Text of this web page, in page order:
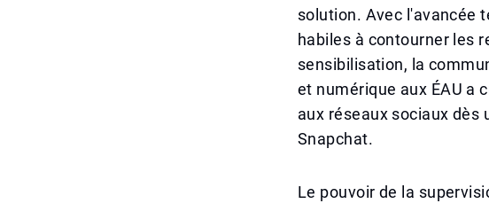
solution. Avec l'avancée
habiles à contourner les
sensibilisation, la
et numérique aux ÉAU a
aux réseaux sociaux dès
Snapchat.
Le pouvoir de la